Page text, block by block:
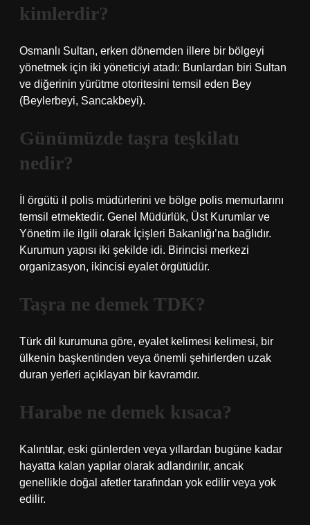
kimlerdir?
Osmanlı Sultan, erken dönemden illere bir bölgeyi
yönetmek için iki yöneticiyi atadı: Bunlardan biri Sultan
ve diğerinin yürütme otoritesini temsil eden Bey
(Beylerbeyi, Sancakbeyi).
Günümüzde taşra teşkilatı
nedir?
İl örgütü il polis müdürlerini ve bölge polis memurlarını
temsil etmektedir. Genel Müdürlük, Üst Kurumlar ve
Yönetim ile ilgili olarak İçişleri Bakanlığı’na bağlıdır.
Kurumun yapısı iki şekilde idi. Birincisi merkezi
organizasyon, ikincisi eyalet örgütüdür.
Taşra ne demek TDK?
Türk dil kurumuna göre, eyalet kelimesi kelimesi, bir
ülkenin başkentinden veya önemli şehirlerden uzak
duran yerleri açıklayan bir kavramdır.
Harabe ne demek kısaca?
Kalıntılar, eski günlerden veya yıllardan bugüne kadar
hayatta kalan yapılar olarak adlandırılır, ancak
genellikle doğal afetler tarafından yok edilir veya yok
edilir.